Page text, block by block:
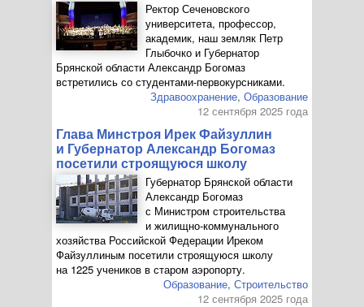
Ректор Сеченовского
университета, профессор,
академик, наш земляк Петр
Глыбочко и Губернатор
Брянской области Александр Богомаз
встретились со студентами-первокурсниками.
Здравоохранение, Образование
12 сентября 2025 года
Глава Минстроя Ирек Файзуллин
и Губернатор Александр Богомаз
посетили строящуюся школу
Губернатор Брянской области
Александр Богомаз
с Министром строительства
и жилищно-коммунального
хозяйства Российской Федерации Иреком
Файзуллиным посетили строящуюся школу
на 1225 учеников в старом аэропорту.
Образование, Строительство
12 сентября 2025 года